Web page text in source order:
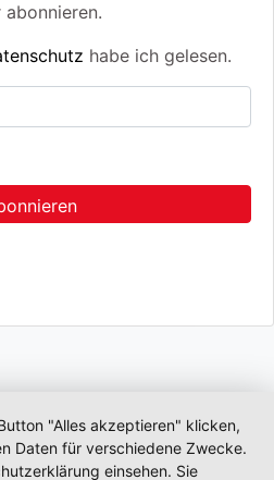
habe ich gelesen.
"Alles akzeptieren" klicken,
Daten für verschiedene Zwecke.
einsehen. Sie